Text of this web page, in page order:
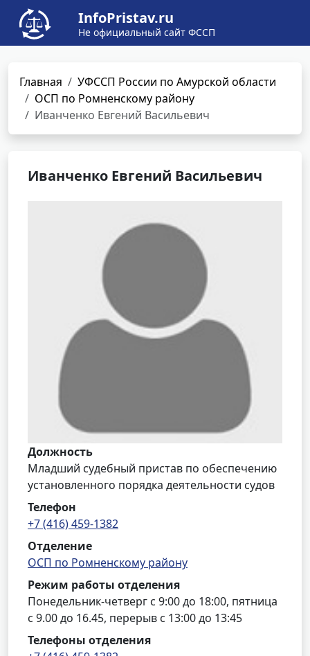
InfoPristav.ru
Не официальный сайт ФССП
Главная
УФССП России по Амурской области
ОСП по Ромненскому району
Иванченко Евгений Васильевич
Иванченко Евгений Васильевич
Должность
Младший судебный пристав по обеспечению
установленного порядка деятельности судов
Телефон
+7 (416) 459-1382
Отделение
ОСП по Ромненскому району
Режим работы отделения
Понедельник-четверг с 9:00 до 18:00, пятница
с 9.00 до 16.45, перерыв с 13:00 до 13:45
Телефоны отделения